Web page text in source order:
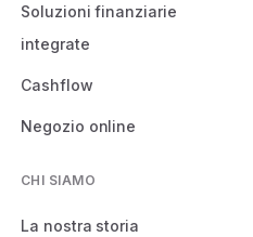
Soluzioni finanziarie
integrate
Cashflow
Negozio online
CHI SIAMO
La nostra storia